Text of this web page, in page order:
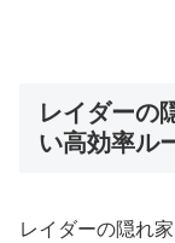
レイダーの
い高効率ル
レイダーの隠れ